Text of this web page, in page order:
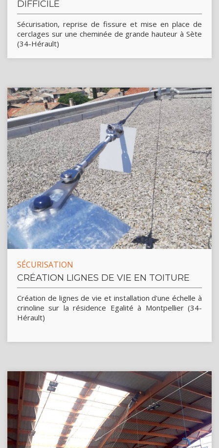
DIFFICILE
Sécurisation, reprise de fissure et mise en place de
cerclages sur une cheminée de grande hauteur à Sète
(34-Hérault)
SÉCURISATION
CRÉATION LIGNES DE VIE EN TOITURE
Création de lignes de vie et installation d'une échelle à
crinoline sur la résidence Egalité à Montpellier (34-
Hérault)